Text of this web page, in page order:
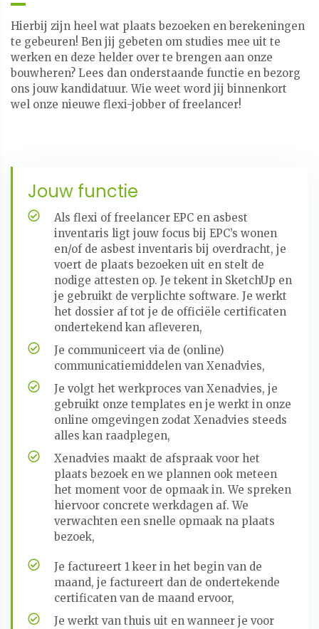
Hierbij zijn heel wat plaats bezoeken en berekeningen
te gebeuren! Ben jij gebeten om studies mee uit te
werken en deze helder over te brengen aan onze
bouwheren? Lees dan onderstaande functie en bezorg
ons jouw kandidatuur. Wie weet word jij binnenkort
wel onze nieuwe flexi-jobber of freelancer!
Jouw functie
Als flexi of freelancer EPC en asbest
inventaris ligt jouw focus bij EPC’s wonen
en/of de asbest inventaris bij overdracht, je
voert de plaats bezoeken uit en stelt de
nodige attesten op. Je tekent in SketchUp en
je gebruikt de verplichte software. Je werkt
het dossier af tot je de officiële certificaten
ondertekend kan afleveren,
Je communiceert via de (online)
communicatiemiddelen van Xenadvies,
Je volgt het werkproces van Xenadvies, je
gebruikt onze templates en je werkt in onze
online omgevingen zodat Xenadvies steeds
alles kan raadplegen,
Xenadvies maakt de afspraak voor het
plaats bezoek en we plannen ook meteen
het moment voor de opmaak in. We spreken
hiervoor concrete werkdagen af. We
verwachten een snelle opmaak na plaats
bezoek,
Je factureert 1 keer in het begin van de
maand, je factureert dan de ondertekende
certificaten van de maand ervoor,
Je werkt van thuis uit en wanneer je voor